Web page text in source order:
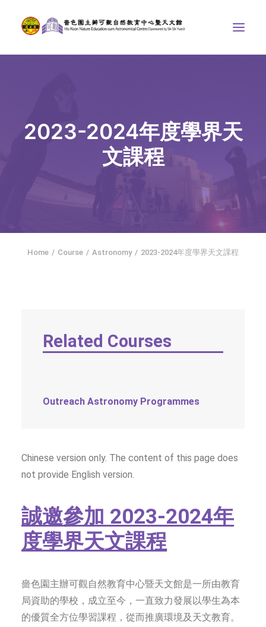
ASTRONOMICAL CENTRE
COMPETITIONS/PROJECTS
HOME
SOCIAL MEDIA
2023-2024年度學界天
文課程
Home Course Astronomy 2023-2024年度學界天文課程
Related Courses
Outreach Astronomy Programmes
Chinese version only. The content of this page does
not provide English version.
誠邀參加 2023-2024年
度學界天文課程
嗇色園主辦可觀自然教育中心暨天文館是一所由教育
局資助的學校，成立至今，一直致力發展以學生為本
的優質全方位學習課程，從而推廣環境及天文教育。